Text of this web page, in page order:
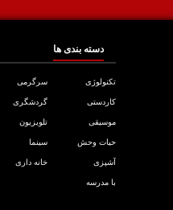
دسته بندی ها
تکنولوژی سرگرمی
کاردستی گردشگری
موسیقی تلویزیون
حیات وحش سینما
آشپزی خانه داری
با مدرسه